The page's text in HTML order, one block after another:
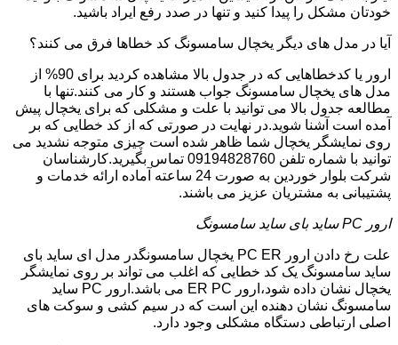
خودتان مشکل را پیدا کنید و تنها در صدد رفع ایراد باشید.
آیا در مدل های دیگر یخچال سامسونگ کد خطاها فرق می کنند؟
ارور یا کدخطاهایی که در جدول بالا مشاهده کردید برای 90% از
مدل های یخچال سامسونگ جواب هستند و کار می کنند.تنها با
مطالعه جدول بالا می توانید با علت و مشکلی که برای یخچال پیش
آمده است آشنا شوید.در نهایت در صورتی که از کد خطایی که بر
روی نمایشگر یخچال شما ظاهر شده است چیزی متوجه نشدید می
توانید با شماره تلفن 09194828760 تماس بگیرید.کارشناسان
شرکت بلوار خوردین به صورت 24 ساعته آماده ارائه خدمات و
پشتیبانی به مشتریان عزیز می باشند.
ارور PC ساید بای ساید سامسونگ
علت رخ دادن ارور PC ER یخچال سامسونگدر مدل ای ساید بای
ساید سامسونگ یک کد خطایی که اغلب می تواند بر روی نمایشگر
یخچال نشان داده شود،ارور ER PC می باشد.ارور PC ساید
سامسونگ نشان دهنده این است که در سیم کشی و سوکت های
اصلی ارتباطی دستگاه مشکلی وجود دارد.